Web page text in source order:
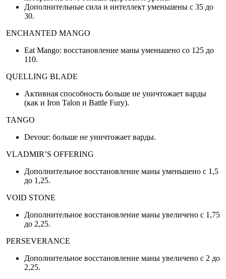
Дополнительные сила и интеллект уменьшены с 35 до
30.
ENCHANTED MANGO
Eat Mango: восстановление маны уменьшено со 125 до
110.
QUELLING BLADE
Активная способность больше не уничтожает варды
(как и Iron Talon и Battle Fury).
TANGO
Devour: больше не уничтожает варды.
VLADMIR’S OFFERING
Дополнительное восстановление маны уменьшено с 1,5
до 1,25.
VOID STONE
Дополнительное восстановление маны увеличено с 1,75
до 2,25.
PERSEVERANCE
Дополнительное восстановление маны увеличено с 2 до
2,25.